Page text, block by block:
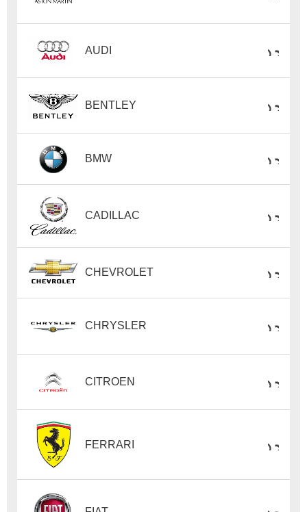
AUDI
BENTLEY
BMW
CADILLAC
CHEVROLET
CHRYSLER
CITROEN
FERRARI